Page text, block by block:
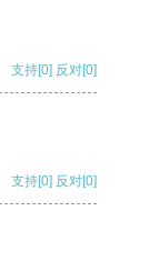
支持[0] 反对[0]
支持[0] 反对[0]